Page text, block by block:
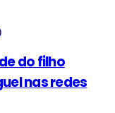
do filho
nas redes